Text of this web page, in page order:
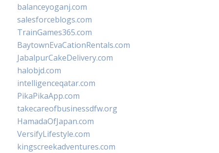
balanceyoganj.com
salesforceblogs.com
TrainGames365.com
BaytownEvaCationRentals.com
JabalpurCakeDelivery.com
halobjd.com
intelligenceqatar.com
PikaPikaApp.com
takecareofbusinessdfw.org
HamadaOfJapan.com
VersifyLifestyle.com
kingscreekadventures.com